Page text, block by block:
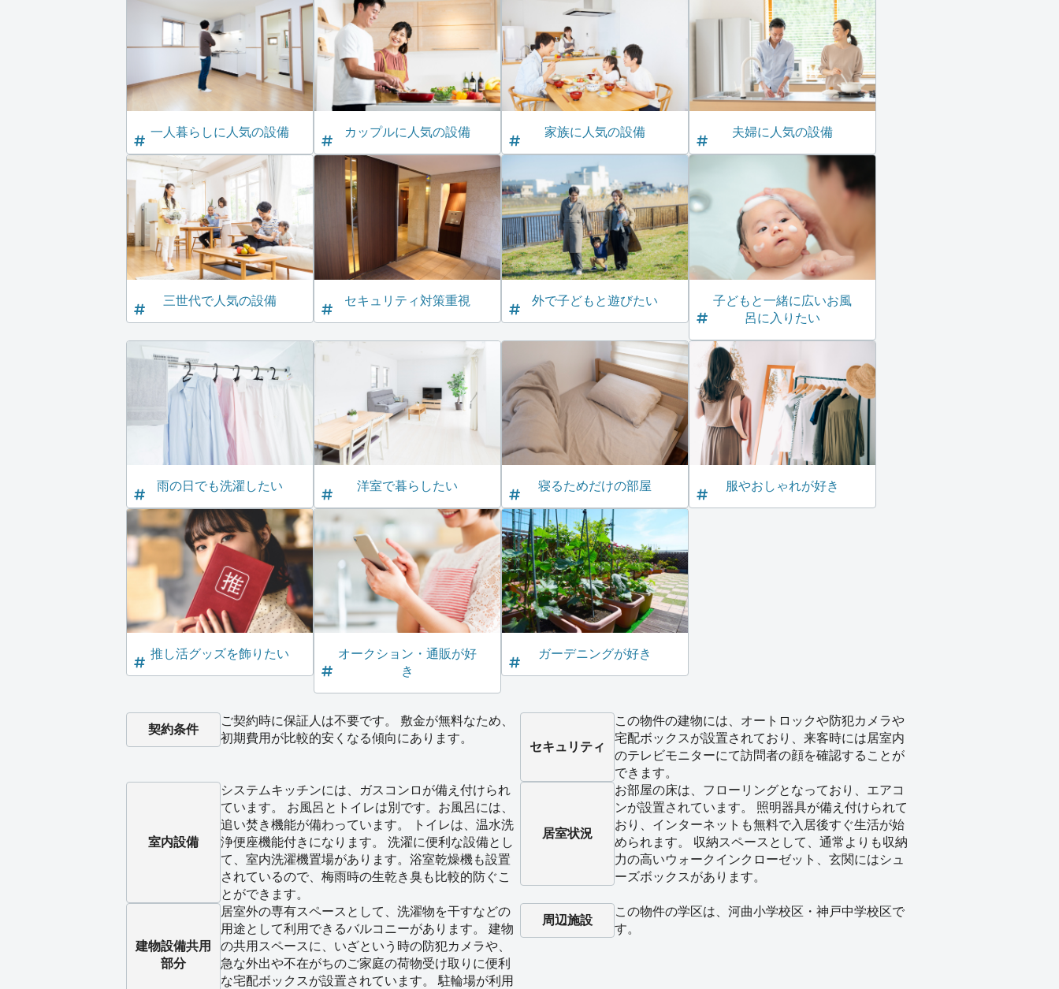
一人暮らしに人気の設備 カップルに人気の設備 家族に人気の設備 夫婦に人気の設備
三世代で人気の設備 セキュリティ対策重視 外で子どもと遊びたい
子どもと一緒に広いお風
呂に入りたい
雨の日でも洗濯したい 洋室で暮らしたい 寝るためだけの部屋 服やおしゃれが好き
推し活グッズを飾りたい
オークション・通販が好
き
ガーデニングが好き
契約条件
ご契約時に保証人は不要です。 敷金が無料なため、
初期費用が比較的安くなる傾向にあります。
セキュリティ
この物件の建物には、オートロックや防犯カメラや
宅配ボックスが設置されており、来客時には居室内
のテレビモニターにて訪問者の顔を確認することが
できます。
室内設備
システムキッチンには、ガスコンロが備え付けられ
ています。 お風呂とトイレは別です。お風呂には、
追い焚き機能が備わっています。 トイレは、温水洗
浄便座機能付きになります。 洗濯に便利な設備とし
て、室内洗濯機置場があります。浴室乾燥機も設置
されているので、梅雨時の生乾き臭も比較的防ぐこ
とができます。
居室状況
お部屋の床は、フローリングとなっており、エアコ
ンが設置されています。 照明器具が備え付けられて
おり、インターネットも無料で入居後すぐ生活が始
められます。 収納スペースとして、通常よりも収納
力の高いウォークインクローゼット、玄関にはシュ
ーズボックスがあります。
建物設備共用
部分
居室外の専有スペースとして、洗濯物を干すなどの
用途として利用できるバルコニーがあります。 建物
の共用スペースに、いざという時の防犯カメラや、
急な外出や不在がちのご家庭の荷物受け取りに便利
な宅配ボックスが設置されています。 駐輪場が利用
周辺施設
この物件の学区は、河曲小学校区・神戸中学校区で
す。